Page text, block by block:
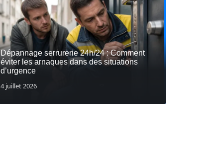
Dépannage serrurerie 24h/24 : Comment
éviter les arnaques dans des situations
d’urgence
4 juillet 2026